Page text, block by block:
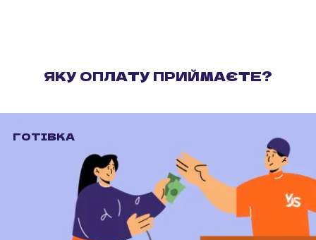
ЯКУ ОПЛАТУ ПРИЙМАЄТЕ?
ГОТІВКА